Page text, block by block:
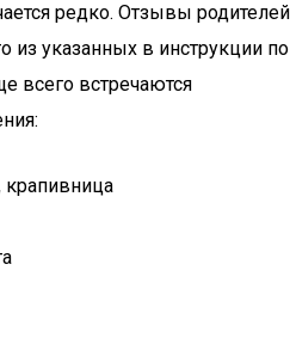
редко. Отзывы родителей
из указанных в инструкции по
всего встречаются
крапивница